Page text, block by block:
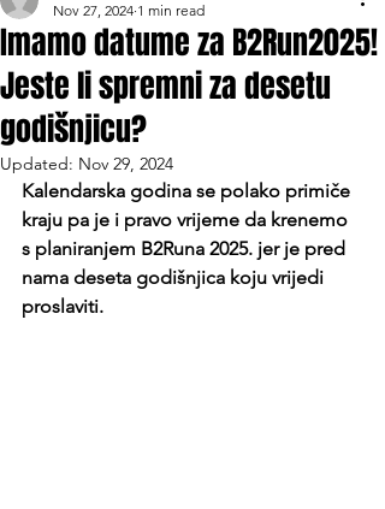
Imamo datume za B2Run2025!
Jeste li spremni za desetu
godišnjicu?
Nov 27, 2024 1 min read
Updated: Nov 29, 2024
Kalendarska godina se polako primiče
kraju pa je i pravo vrijeme da krenemo
s planiranjem B2Runa 2025. jer je pred
nama deseta godišnjica koju vrijedi
proslaviti.